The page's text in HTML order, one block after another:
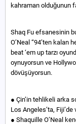
kahraman olduğunun
Shaq Fu efsanesinin
O’Neal “94’ten kalan
beat ‘em up tarzı
oynuyorsun ve
dövüşüyorsun.
● Çin’in tehlikeli arka
Los Angeles’ta,
● Shaquille O’Neal